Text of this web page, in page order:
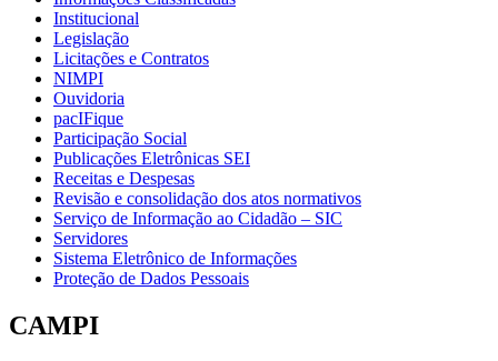
Institucional
Legislação
Licitações e Contratos
NIMPI
Ouvidoria
pacIFique
Participação Social
Publicações Eletrônicas SEI
Receitas e Despesas
Revisão e consolidação dos atos normativos
Serviço de Informação ao Cidadão – SIC
Servidores
Sistema Eletrônico de Informações
Proteção de Dados Pessoais
CAMPI